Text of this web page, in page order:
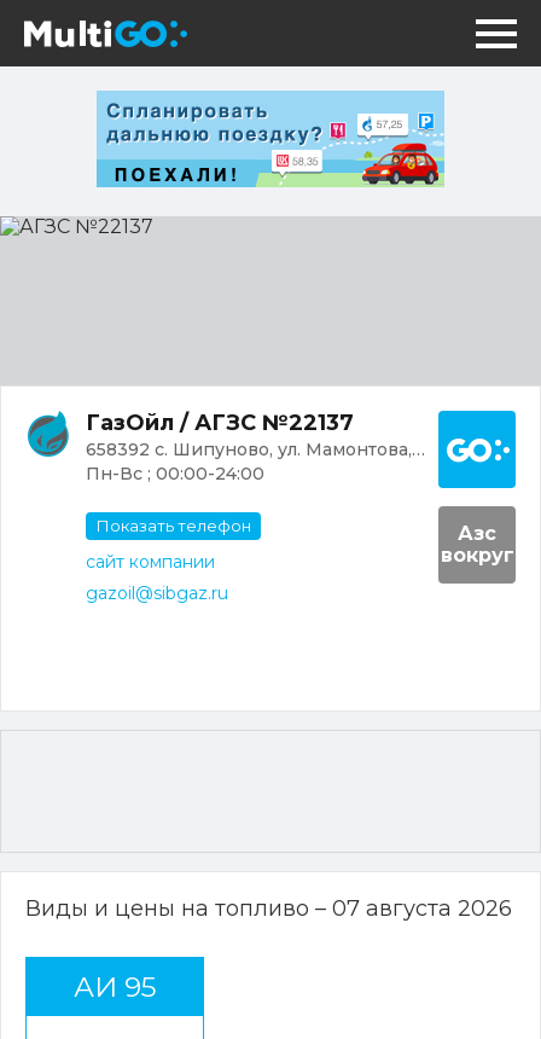
АГЗС
ГазОйл / АГЗС №22137
658392 с. Шипуново, ул. Мамонтова, 122
Пн-Вс ; 00:00-24:00
Показать телефон
сайт компании
gazoil@sibgaz.ru
Азс
вокруг
Виды и цены на топливо – 07 августа 2026
АИ 95